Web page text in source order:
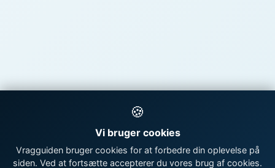
🍪
Vi bruger cookies
Vragguiden bruger cookies for at forbedre din oplevelse på
siden. Ved at fortsætte accepterer du vores brug af cookies.